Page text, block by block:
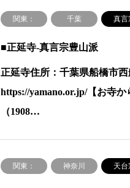
関東： 千葉 真言
■正延寺-真言宗豊山派
正延寺住所：千葉県船橋市
https://yamano.or.jp/【お寺
（1908…
関東： 神奈川 天台